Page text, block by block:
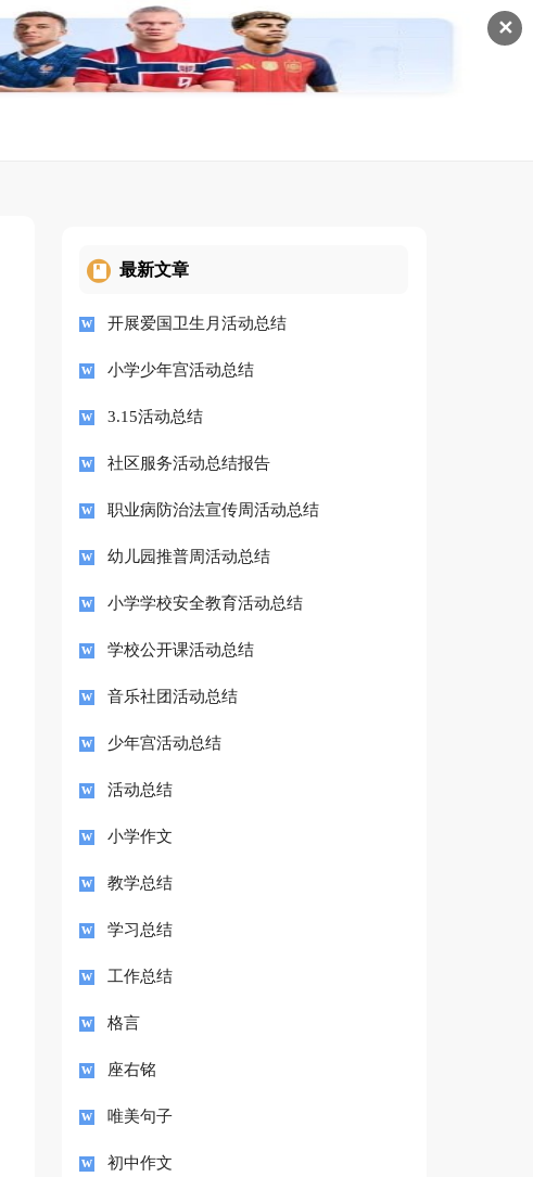
✕
最新文章
开展爱国卫生月活动总结
小学少年宫活动总结
3.15活动总结
社区服务活动总结报告
职业病防治法宣传周活动总结
幼儿园推普周活动总结
小学学校安全教育活动总结
学校公开课活动总结
音乐社团活动总结
少年宫活动总结
活动总结
小学作文
教学总结
学习总结
工作总结
格言
座右铭
唯美句子
初中作文